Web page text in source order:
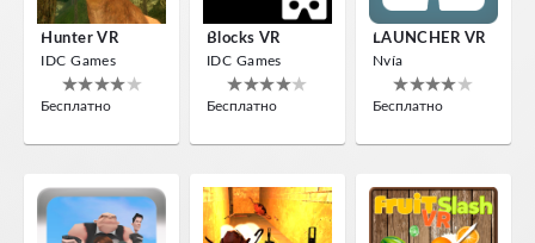
Hunter VR
IDC Games
Бесплатно
Blocks VR
IDC Games
Бесплатно
LAUNCHER VR
Nvía
Бесплатно